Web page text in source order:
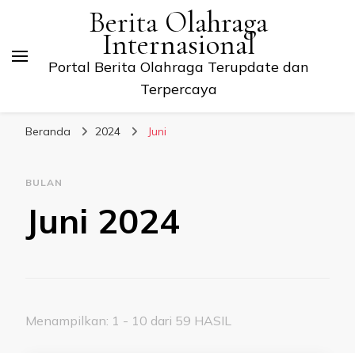
Berita Olahraga
Internasional
Portal Berita Olahraga Terupdate dan
Terpercaya
Beranda 2024 Juni
BULAN
Juni 2024
Menampilkan: 1 - 10 dari 59 HASIL